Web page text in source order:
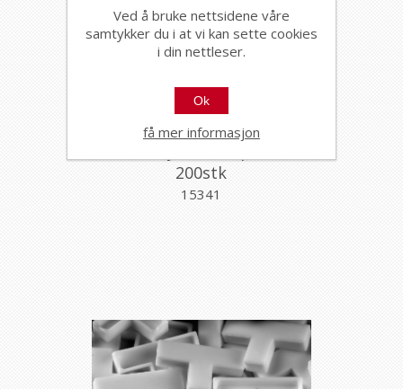
200stk
15341
Ved å bruke nettsidene våre
samtykker du i at vi kan sette cookies
i din nettleser.
Ok
få mer informasjon